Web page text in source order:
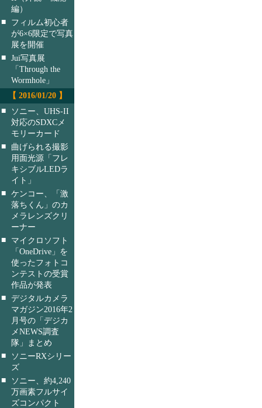
編）
■
フィルム初心者
が6×6限定で写真
展を開催
■ Jui写真展
「Through the
Wormhole」
【 2016/01/20 】
■
ソニー、UHS-II
対応のSDXCメ
モリーカード
■
曲げられる撮影
用面光源「フレ
キシブルLEDラ
イト」
■ ケンコー、「激
落ちくん」のカ
メラレンズクリ
ーナー
■
マイクロソフト
「OneDrive」を
使ったフォトコ
ンテストの受賞
作品が発表
■ デジタルカメラ
マガジン2016年2
月号の「デジカ
メNEWS調査
隊」まとめ
■
ソニーRXシリー
ズ
■
ソニー、約4,240
万画素フルサイ
ズコンパクト